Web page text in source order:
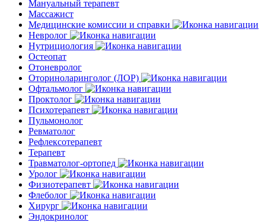
Мануальный терапевт
Массажист
Медицинские комиссии и справки
Невролог
Нутрициология
Остеопат
Отоневролог
Оториноларинголог (ЛОР)
Офтальмолог
Проктолог
Психотерапевт
Пульмонолог
Ревматолог
Рефлексотерапевт
Терапевт
Травматолог-ортопед
Уролог
Физиотерапевт
Флеболог
Хирург
Эндокринолог